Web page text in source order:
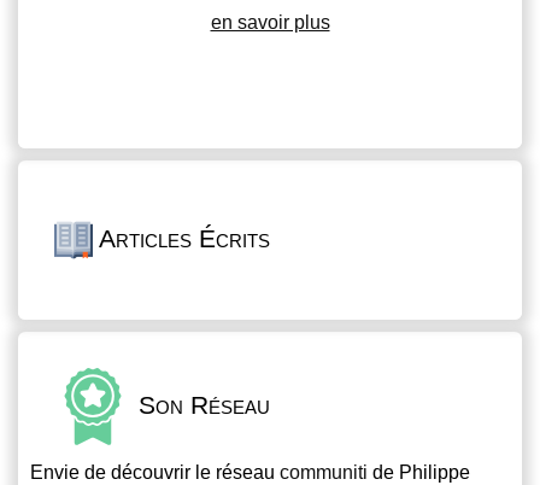
en savoir plus
Articles Écrits
Son Réseau
Envie de découvrir le réseau communiti de Philippe